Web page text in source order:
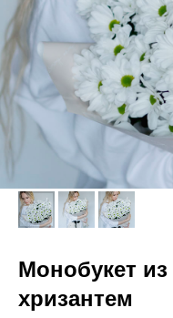
Монобукет
хризантем